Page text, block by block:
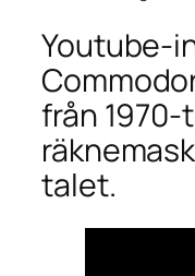
Youtube-
från
talet.